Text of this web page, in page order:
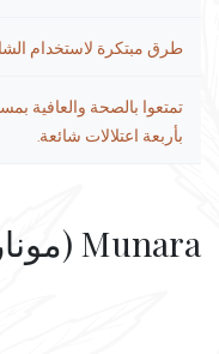
طرق مبتكرة لاستخدام
تمتعوا بالصحة والعافية
بأربعة اعتلالات شائعة.
Munara (مونارا)